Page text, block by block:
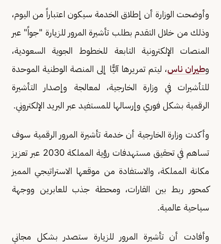
وأوضحت الوزارة أن إطلاق الخدمة سيكون اعتباراً من اليوم،
وذلك من خلال التقدم بطلب تأشيرة المرور للزيارة "جواً" عبر
المنصات الإلكترونية التابعة للخطوط الجوية السعودية،
وطيران ناس، ليتم تمريرها آليًّا إلى المنصة الوطنية الموحدة
للتأشيرات في وزارة الخارجية، لمعالجة وإصدار التأشيرة
الرقمية بشكل فوري وإرسالها للمستفيد عبر البريد الإلكتروني.
وأكدت وزارة الخارجية أن خدمة تأشيرة المرور الرقمية سوف
تساهم في تحقيق مستهدفات رؤية المملكة 2030 عبر تعزيز
مكانة المملكة، والاستفادة من موقعها الاستراتيجي المميز
كمحور ربط بين القارات، ومحطة جذب للعابرين ووجهة
سياحية عالمية.
وأفادت أن تأشيرة المرور للزيارة ستصدر بشكل مجاني